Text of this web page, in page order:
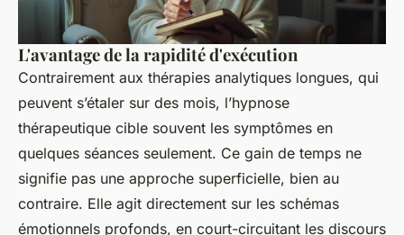
L'avantage de la rapidité d'exécution
Contrairement aux thérapies analytiques longues, qui
peuvent s’étaler sur des mois, l’hypnose
thérapeutique cible souvent les symptômes en
quelques séances seulement. Ce gain de temps ne
signifie pas une approche superficielle, bien au
contraire. Elle agit directement sur les schémas
émotionnels profonds, en court-circuitant les discours